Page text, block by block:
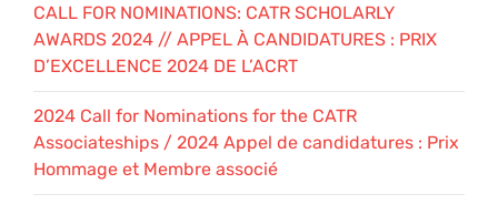
CALL FOR NOMINATIONS: CATR SCHOLARLY
AWARDS 2024 // APPEL À CANDIDATURES : PRIX
D’EXCELLENCE 2024 DE L’ACRT
2024 Call for Nominations for the CATR
Associateships / 2024 Appel de candidatures : Prix
Hommage et Membre associé